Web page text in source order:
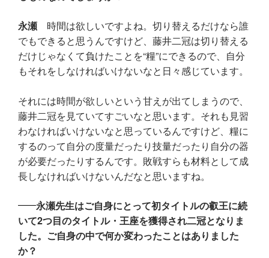
永瀬 時間は欲しいですよね。切り替えるだけなら誰
でもできると思うんですけど、藤井二冠は切り替える
だけじゃなくて負けたことを“糧”にできるので、自分
もそれをしなければいけないなと日々感じています。
それには時間が欲しいという甘えが出てしまうので、
藤井二冠を見ていてすごいなと思います。それも見習
わなければいけないなと思っているんですけど、糧に
するのって自分の度量だったり技量だったり自分の器
が必要だったりするんです。敗戦すらも材料として成
長しなければいけないんだなと思いますね。
永瀬先生はご自身にとって初タイトルの叡王に続
いて2つ目のタイトル・王座を獲得され二冠となりま
した。ご自身の中で何か変わったことはありました
か？